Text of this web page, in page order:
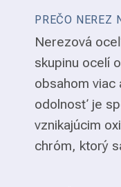
PREČO NEREZ
Nerezová
skupinu ocelí
obsahom viac
odolnosť je
vznikajúcim
chróm, ktorý